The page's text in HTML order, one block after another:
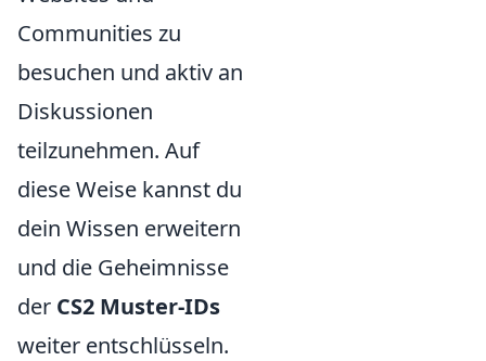
Communities zu
besuchen und aktiv an
Diskussionen
teilzunehmen. Auf
diese Weise kannst du
dein Wissen erweitern
und die Geheimnisse
der CS2 Muster-IDs
weiter entschlüsseln.